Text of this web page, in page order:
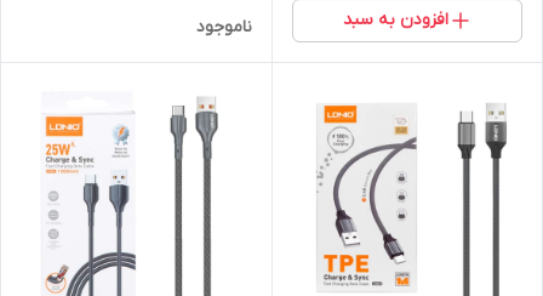
افزودن به سبد ناموجود